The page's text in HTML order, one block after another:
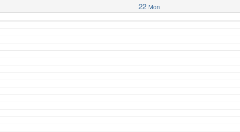
22 Mon